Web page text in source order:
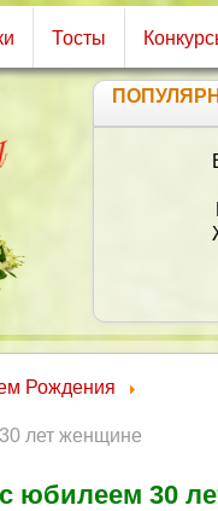
Тосты
Рождения
лет женщине
юбилеем 30